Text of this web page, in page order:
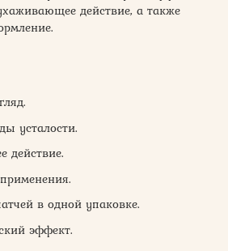
действие, а также
усталости.
действие.
в одной упаковке.
эффект.